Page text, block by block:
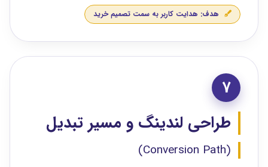
هدف: هدایت کاربر به سمت تصمیم خرید
7
طراحی لندینگ و مسیر تبدیل
(Conversion Path)